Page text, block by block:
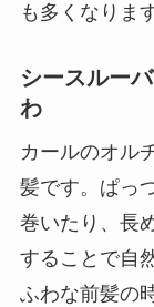
も多くなります
シースルー
わ
カールのオル
髪です。ぱっ
巻いたり、長
することで自
ふわな前髪の